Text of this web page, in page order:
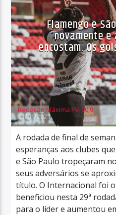
Flamengo e
novamente
encostam. Os
Redação Máxima FM 90,9
11/01/2021
A rodada de final de
esperanças aos clubes
e São Paulo tropeçaram
seus adversários se
título. O Internacional foi
beneficiou nesta 29ª
para o líder e aumentou